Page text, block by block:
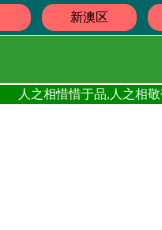
新澳区
人之相惜惜于品,人之相